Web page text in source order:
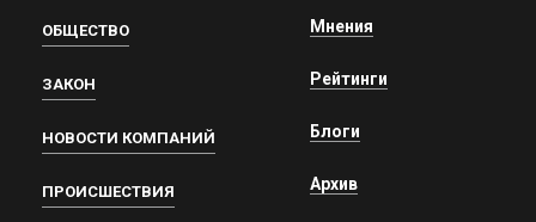
ОБЩЕСТВО
ЗАКОН
НОВОСТИ КОМПАНИЙ
ПРОИСШЕСТВИЯ
Мнения
Рейтинги
Блоги
Архив